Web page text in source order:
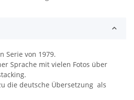
Serie von 1979.
Sprache mit vielen Fotos über
die deutsche Übersetzung als